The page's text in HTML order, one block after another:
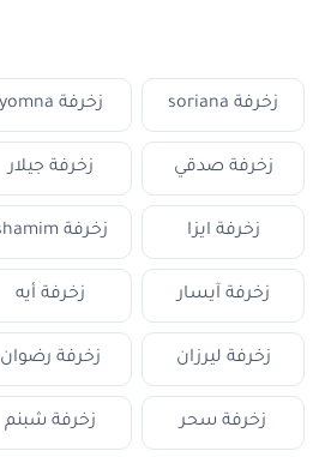
زخرفة soriana زخرفة yomna
زخرفة صدقي زخرفة جيلار
زخرفة ايزا زخرفة shamim
زخرفة آيسار زخرفة أيه
زخرفة ليرزان زخرفة رضوان
زخرفة سحر زخرفة شبنم